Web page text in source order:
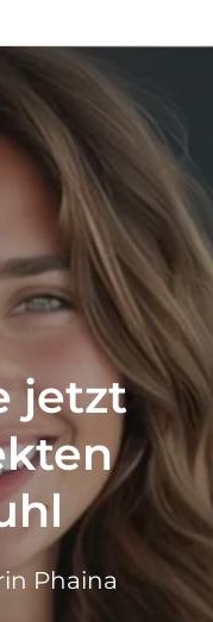
jetzt
Phaina